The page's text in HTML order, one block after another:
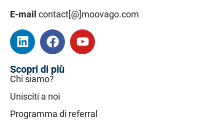
E-mail contact[@]moovago.com
Scopri di più
Chi siamo?
Unisciti a noi
Programma di referral